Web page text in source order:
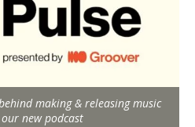
making & releasing music
new podcast